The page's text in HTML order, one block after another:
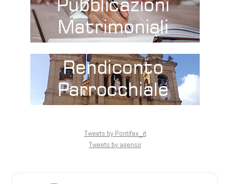
Tweets by Pontifex_it
Tweets by agensir